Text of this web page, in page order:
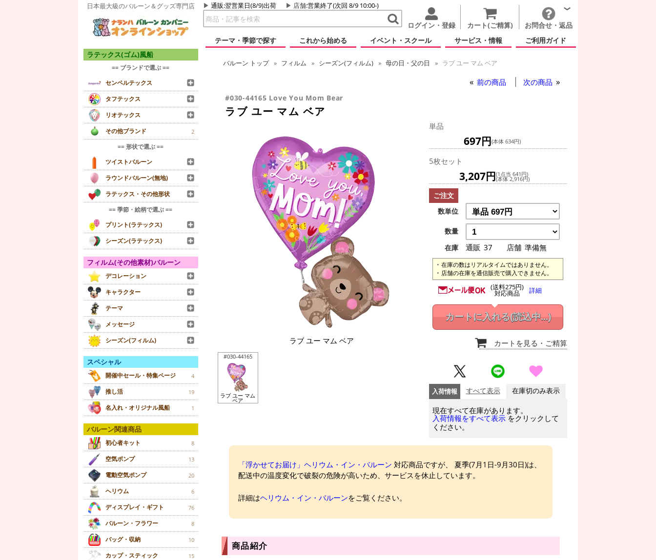
日本最大級のバルーン＆グッズ専門店 通販:翌営業日(8/9)出荷 店舗:営業終了(次回 8/9 10:00-)
ログイン・登録 カート(ご精算)
お問合せ・返品
テーマ・季節で探す
これから始める イベント・スクール サービス・情報 ご利用ガイド
ラテックス(ゴム)風船
== ブランドで選ぶ ==
センペルテックス
タフテックス
リオテックス
その他ブランド
2
== 形状で選ぶ ==
ツイストバルーン
ラウンドバルーン(無地)
ラテックス・その他形状
== 季節・絵柄で選ぶ ==
プリント(ラテックス)
シーズン(ラテックス)
フィルム(その他素材)バルーン
デコレーション
キャラクター
テーマ
メッセージ
シーズン(フィルム)
スペシャル
開催中セール・特集ページ 4
推し活 19
名入れ・オリジナル風船 1
バルーン関連商品
初心者キット 8
空気ポンプ 13
電動空気ポンプ 20
ヘリウム 6
ディスプレイ・ギフト 76
バルーン・フラワー 8
バッグ・収納 10
カップ・スティック 15
バルーン トップ フィルム シーズン(フィルム) 母の日・父の日 ラブ ユー マム ベア
前の商品 次の商品
#030-44165 Love You Mom Bear
ラブ ユー マム ベア
ラブ ユー マム ベア
#030-44165
ラブ ユー マム
ベア
単品
697円(本体 634円)
5枚セット
3,207円(1点当 641円)
(本体 2,916円)
ご注文
数単位
数量
在庫
通販 37 店舗 準備無
在庫の数はリアルタイムではありません。
店舗の在庫を通信販売で購入できません。
(送料275円)
対応商品 詳細
カートに入れる(読込中...)
カートを見る ・ご精算
入荷情報 すべて表示 在庫切のみ表示
現在すべて在庫があります。
入荷情報をすべて表示 をクリックして
ください。
「浮かせてお届け」ヘリウム・イン・バルーン 対応商品ですが、 夏季(7月1日-9月30日)は、
配送中の温度変化で破裂の危険が高いため、サービスを休止しています。
詳細はヘリウム・イン・バルーンをご覧ください。
商品紹介